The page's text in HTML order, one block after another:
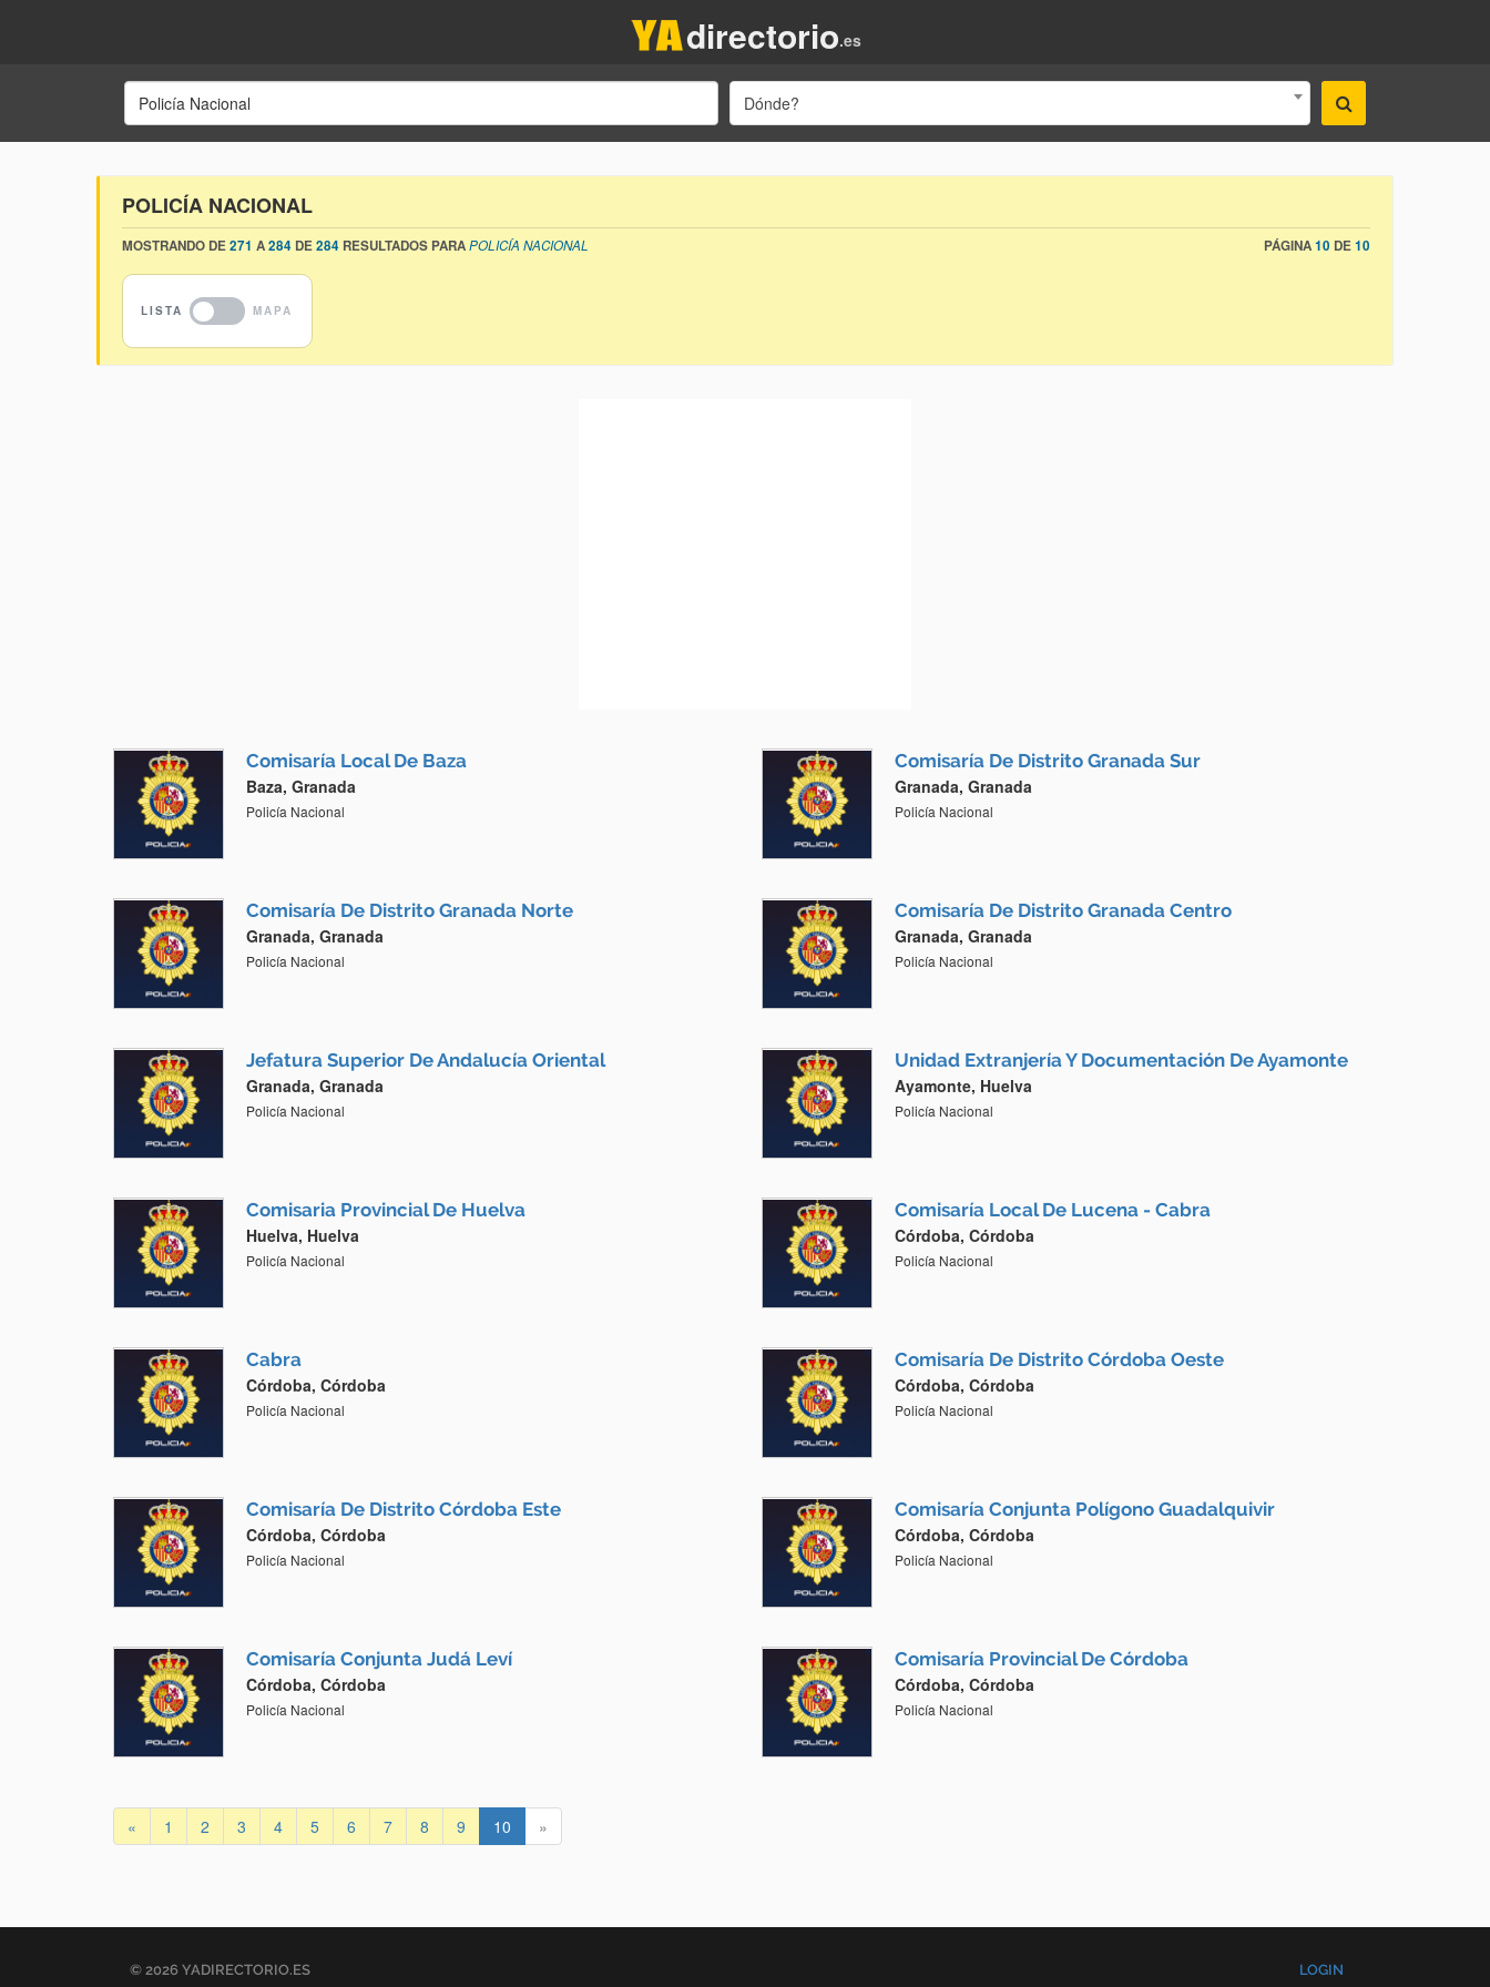
.es
directorio
Dónde?
POLICÍA NACIONAL
MOSTRANDO DE271 A284 DE284 RESULTADOS PARAPOLICÍA NACIONAL PÁGINA10 DE10
Comisaría Local De Baza
Baza, Granada
Policía Nacional
Comisaría De Distrito Granada Sur
Granada, Granada
Policía Nacional
Comisaría De Distrito Granada Norte
Granada, Granada
Policía Nacional
Comisaría De Distrito Granada Centro
Granada, Granada
Policía Nacional
Jefatura Superior De Andalucía Oriental
Granada, Granada
Policía Nacional
Unidad Extranjería Y Documentación De Ayamonte
Ayamonte, Huelva
Policía Nacional
Comisaria Provincial De Huelva
Huelva, Huelva
Policía Nacional
Comisaría Local De Lucena - Cabra
Córdoba, Córdoba
Policía Nacional
Cabra
Córdoba, Córdoba
Policía Nacional
Comisaría De Distrito Córdoba Oeste
Córdoba, Córdoba
Policía Nacional
Comisaría De Distrito Córdoba Este
Córdoba, Córdoba
Policía Nacional
Comisaría Conjunta Polígono Guadalquivir
Córdoba, Córdoba
Policía Nacional
Comisaría Conjunta Judá Leví
Córdoba, Córdoba
Policía Nacional
Comisaría Provincial De Córdoba
Córdoba, Córdoba
Policía Nacional
« 1 2 3 4 5 6 7 8 9 10 »
© 2026 YADIRECTORIO.ES LOGIN